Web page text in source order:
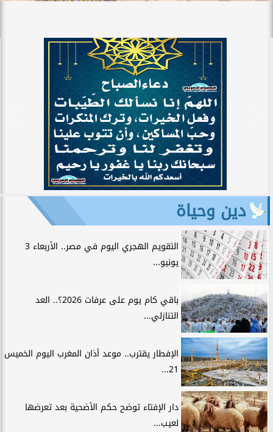
دين وحياة
التقويم الهجري اليوم في مصر.. الأربعاء 3
يونيو...
باقي كام يوم على عرفات 2026؟.. العد
التنازلي...
الإفطار يقترب.. موعد أذان المغرب اليوم الخميس
21...
دار الإفتاء توضح حكم الأضحية بعد تعرضها
لعيب...